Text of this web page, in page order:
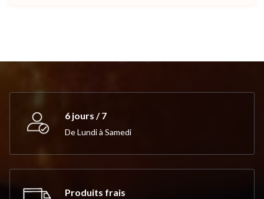
6 jours / 7
De Lundi à Samedi
Produits frais